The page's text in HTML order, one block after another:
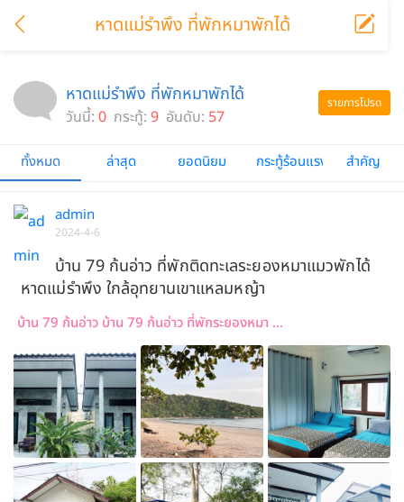
หาดแม่รำพึง ที่พักหมาพักได้
รายการโปรด
หาดแม่รำพึง ที่พักหมาพักได้
วันนี้: 0 กระทู้: 9 อันดับ: 57
ทั้งหมด ล่าสุด ยอดนิยม กระทู้ร้อนแรง สำคัญ
admin
2024-4-6
บ้าน 79 ก้นอ่าว ที่พักติดทะเลระยองหมาแมวพักได้
หาดแม่รำพึง ใกล้อุทยานเขาแหลมหญ้า
บ้าน 79 ก้นอ่าว บ้าน 79 ก้นอ่าว ที่พักระยองหมา ...